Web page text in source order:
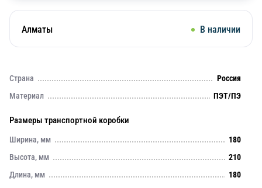
Алматы В наличии
Страна
Россия
Материал
ПЭТ/ПЭ
Размеры транспортной коробки
Ширина, мм
180
Высота, мм
210
Длина, мм
180